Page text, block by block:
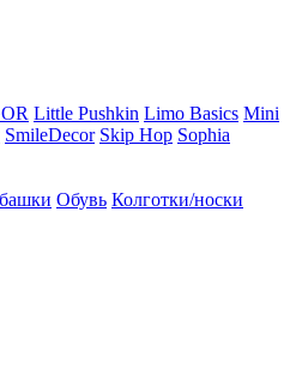
Little Pushkin Limo Basics Mini
SmileDecor Skip Hop Sophia
Обувь Колготки/носки